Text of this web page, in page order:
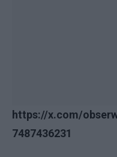
https://x.com/
7487436231